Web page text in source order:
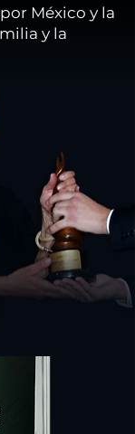
México y la
y la